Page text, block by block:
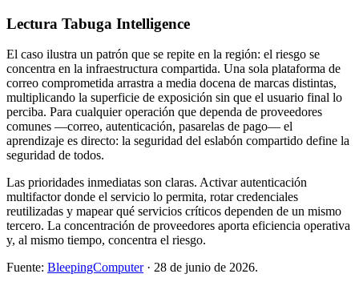
Lectura Tabuga Intelligence
El caso ilustra un patrón que se repite en la región: el riesgo se
concentra en la infraestructura compartida. Una sola plataforma de
correo comprometida arrastra a media docena de marcas distintas,
multiplicando la superficie de exposición sin que el usuario final lo
perciba. Para cualquier operación que dependa de proveedores
comunes —correo, autenticación, pasarelas de pago— el
aprendizaje es directo: la seguridad del eslabón compartido define la
seguridad de todos.
Las prioridades inmediatas son claras. Activar autenticación
multifactor donde el servicio lo permita, rotar credenciales
reutilizadas y mapear qué servicios críticos dependen de un mismo
tercero. La concentración de proveedores aporta eficiencia operativa
y, al mismo tiempo, concentra el riesgo.
Fuente: BleepingComputer· 28 de junio de 2026.